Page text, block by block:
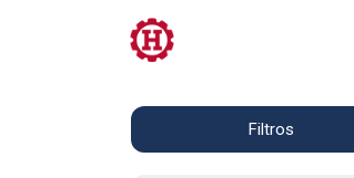
Filtros